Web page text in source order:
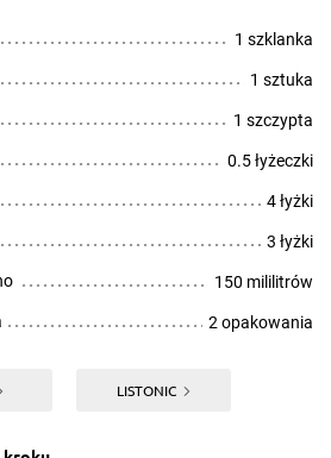
1 szklanka
1 sztuka
1 szczypta
0.5 łyżeczki
4 łyżki
3 łyżki
150 mililitrów
2 opakowania
LISTONIC